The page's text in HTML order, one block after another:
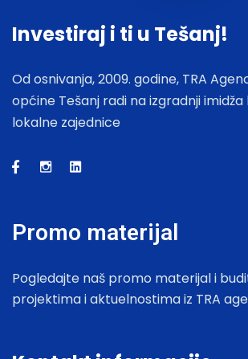
Investiraj i ti u Tešanj!
Od osnivanja, 2009. godine, TRA
općine Tešanj radi na izgradnji
lokalne zajednice
Promo materijal
Pogledajte naš promo materijal i
projektima i aktuelnostima iz TRA